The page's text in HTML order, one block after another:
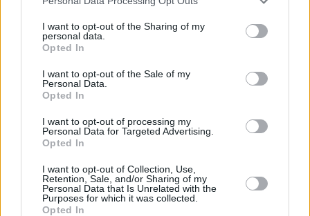
not limited to your visit or usage behaviour. You may click to
grant or deny consent to Google and its third-party tags to
use your data for below specified purposes in below Google
consent section.
I want to opt-out of the Sharing of my
personal data.
Opted In
I want to opt-out of the Sale of my
Personal Data.
Opted In
I want to opt-out of processing my
Personal Data for Targeted Advertising.
Opted In
I want to opt-out of Collection, Use,
Retention, Sale, and/or Sharing of my
Personal Data that Is Unrelated with the
Purposes for which it was collected.
Opted In
εργαζόμενους μετά από τα συνολικά 80 τεστ στα
οποία υποβλήθηκαν οι υπάλληλοι του μπιτς μπαρ -
Χθες το βράδυ είχε εντοπιστεί το πρώτο κρούσμα στο
προσωπικό της επιχείρησης